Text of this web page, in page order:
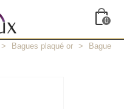
0
> Bagues plaqué or >
Bague